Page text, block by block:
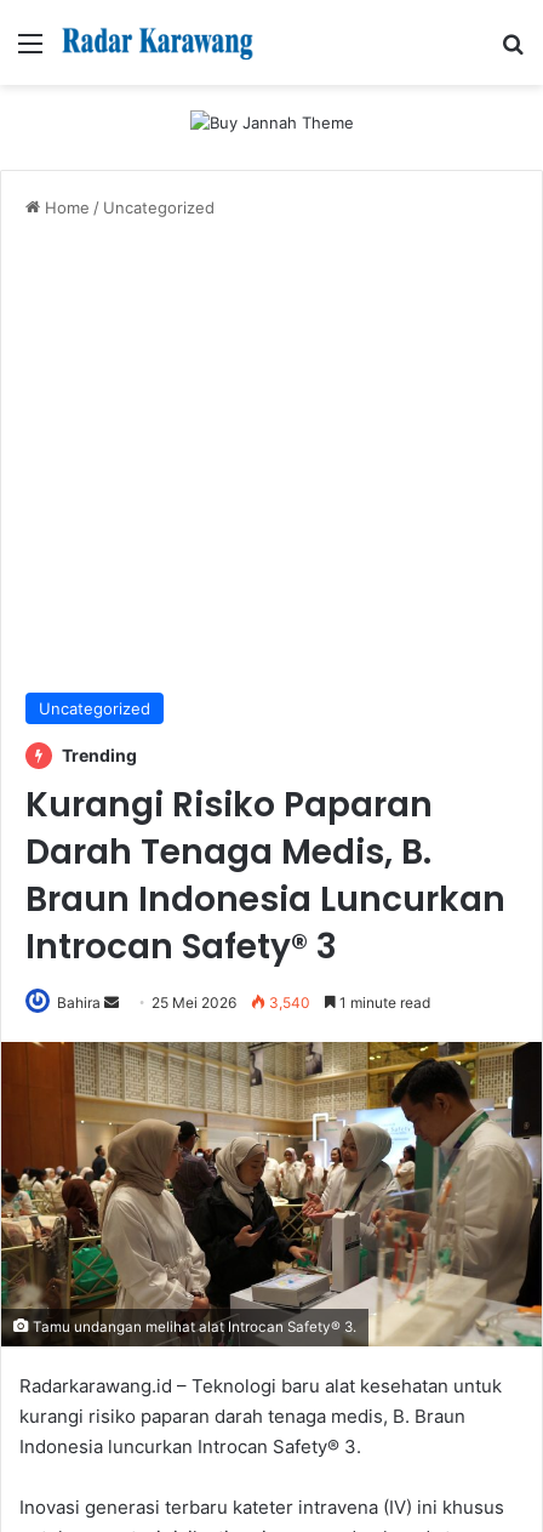
Menu
Home / Uncategorized
Uncategorized
Trending
Kurangi Risiko Paparan
Darah Tenaga Medis, B.
Braun Indonesia Luncurkan
Introcan Safety® 3
Bahira
Send
email
25 Mei 2026 3,540 1 minute read
Tamu undangan melihat alat Introcan Safety® 3.
Radarkarawang.id – Teknologi baru alat kesehatan untuk
kurangi risiko paparan darah tenaga medis, B. Braun
Indonesia luncurkan Introcan Safety® 3.
Inovasi generasi terbaru kateter intravena (IV) ini khusus